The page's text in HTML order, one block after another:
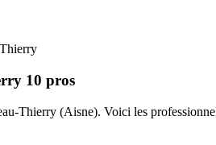
10 pros
Thierry (Aisne). Voici les